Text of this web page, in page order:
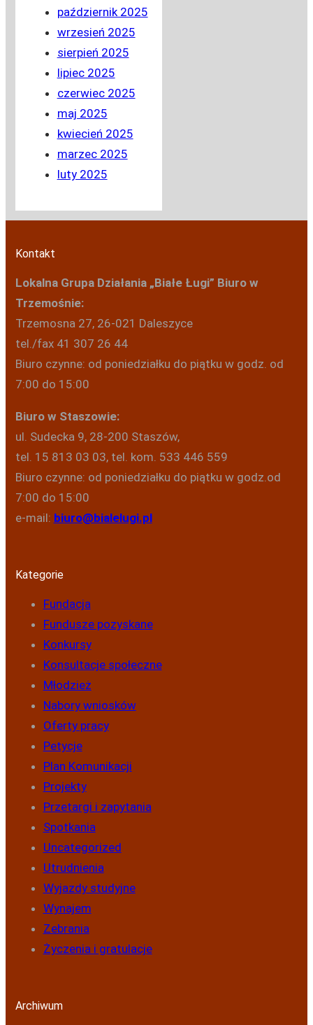
październik 2025
wrzesień 2025
sierpień 2025
lipiec 2025
czerwiec 2025
maj 2025
kwiecień 2025
marzec 2025
luty 2025
Kontakt
Lokalna Grupa Działania „Białe Ługi” Biuro w
Trzemośnie:
Trzemosna 27, 26-021 Daleszyce
tel./fax 41 307 26 44
Biuro czynne: od poniedziałku do piątku w godz. od
7:00 do 15:00
Biuro w Staszowie:
ul. Sudecka 9, 28-200 Staszów,
tel. 15 813 03 03, tel. kom. 533 446 559
Biuro czynne: od poniedziałku do piątku w godz.od
7:00 do 15:00
e-mail: biuro@bialelugi.pl
Kategorie
Fundacja
Fundusze pozyskane
Konkursy
Konsultacje społeczne
Młodzież
Nabory wniosków
Oferty pracy
Petycje
Plan Komunikacji
Projekty
Przetargi i zapytania
Spotkania
Uncategorized
Utrudnienia
Wyjazdy studyjne
Wynajem
Zebrania
Życzenia i gratulacje
Archiwum